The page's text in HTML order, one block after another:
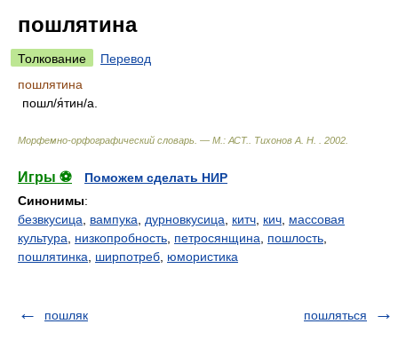
пошлятина
Толкование
Перевод
пошлятина
пошл/я́тин/а.
Морфемно-орфографический словарь. — М.: АСТ. Тихонов А. Н. 2002
Игры ⚽
Поможем сделать НИР
Синонимы:
безвкусица
вампука дурновкусица китч кич массовая
культура
низкопробность петросянщина пошлость
пошлятинка
ширпотреб юмористика
пошляк пошляться